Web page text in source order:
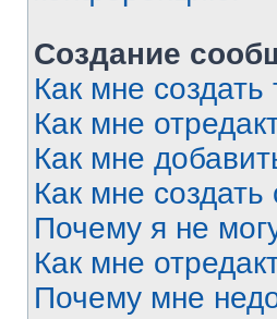
Создание
Как мне
Как мне
Как мне
Как мне создать
Почему я не
Как мне
Почему мне